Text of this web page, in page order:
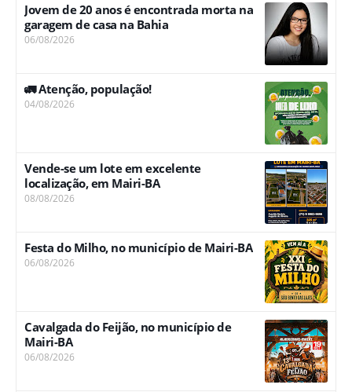
Jovem de 20 anos é encontrada morta na
garagem de casa na Bahia
06/08/2026
🚛 Atenção, população!
04/08/2026
Vende-se um lote em excelente
localização, em Mairi-BA
08/08/2026
Festa do Milho, no município de Mairi-BA
06/08/2026
Cavalgada do Feijão, no município de
Mairi-BA
06/08/2026